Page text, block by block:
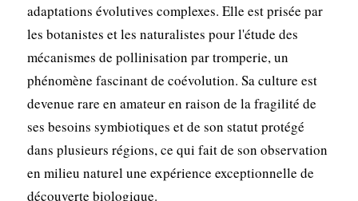
adaptations évolutives complexes. Elle est prisée par
les botanistes et les naturalistes pour l'étude des
mécanismes de pollinisation par tromperie, un
phénomène fascinant de coévolution. Sa culture est
devenue rare en amateur en raison de la fragilité de
ses besoins symbiotiques et de son statut protégé
dans plusieurs régions, ce qui fait de son observation
en milieu naturel une expérience exceptionnelle de
découverte biologique.